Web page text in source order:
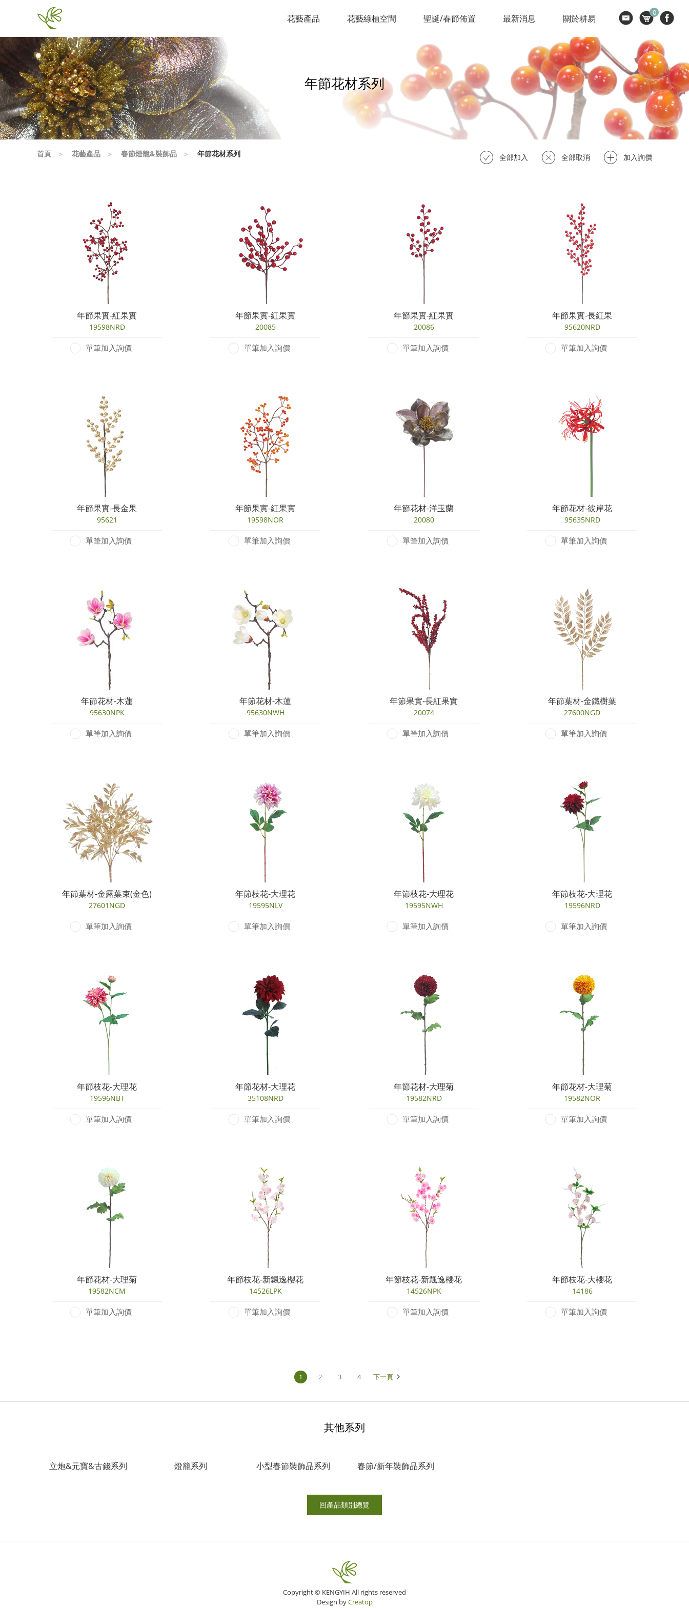
花藝產品 花藝綠植空間 聖誕/春節佈置 最新消息 關於耕易
0
年節花材系列
首頁 花藝產品 春節燈籠&裝飾品 年節花材系列 全部加入 全部取消 加入詢價
年節果實-紅果實
19598NRD
單筆加入詢價
年節果實-紅果實
20085
單筆加入詢價
年節果實-紅果實
20086
單筆加入詢價
年節果實-長紅果
95620NRD
單筆加入詢價
年節果實-長金果
95621
單筆加入詢價
年節果實-紅果實
19598NOR
單筆加入詢價
年節花材-洋玉蘭
20080
單筆加入詢價
年節花材-彼岸花
95635NRD
單筆加入詢價
年節花材-木蓮
95630NPK
單筆加入詢價
年節花材-木蓮
95630NWH
單筆加入詢價
年節果實-長紅果實
20074
單筆加入詢價
年節葉材-金鐵樹葉
27600NGD
單筆加入詢價
年節葉材-金露葉束(金色)
27601NGD
單筆加入詢價
年節枝花-大理花
19595NLV
單筆加入詢價
年節枝花-大理花
19595NWH
單筆加入詢價
年節枝花-大理花
19596NRD
單筆加入詢價
年節枝花-大理花
19596NBT
單筆加入詢價
年節花材-大理花
35108NRD
單筆加入詢價
年節花材-大理菊
19582NRD
單筆加入詢價
年節花材-大理菊
19582NOR
單筆加入詢價
年節花材-大理菊
19582NCM
單筆加入詢價
年節枝花-新飄逸櫻花
14526LPK
單筆加入詢價
年節枝花-新飄逸櫻花
14526NPK
單筆加入詢價
年節枝花-大櫻花
14186
單筆加入詢價
1 2 3 4 下一頁
其他系列
立炮&元寶&古錢系列 燈籠系列 小型春節裝飾品系列 春節/新年裝飾品系列
回產品類別總覽
Copyright © KENGYIH All rights reserved
Design byCreatop